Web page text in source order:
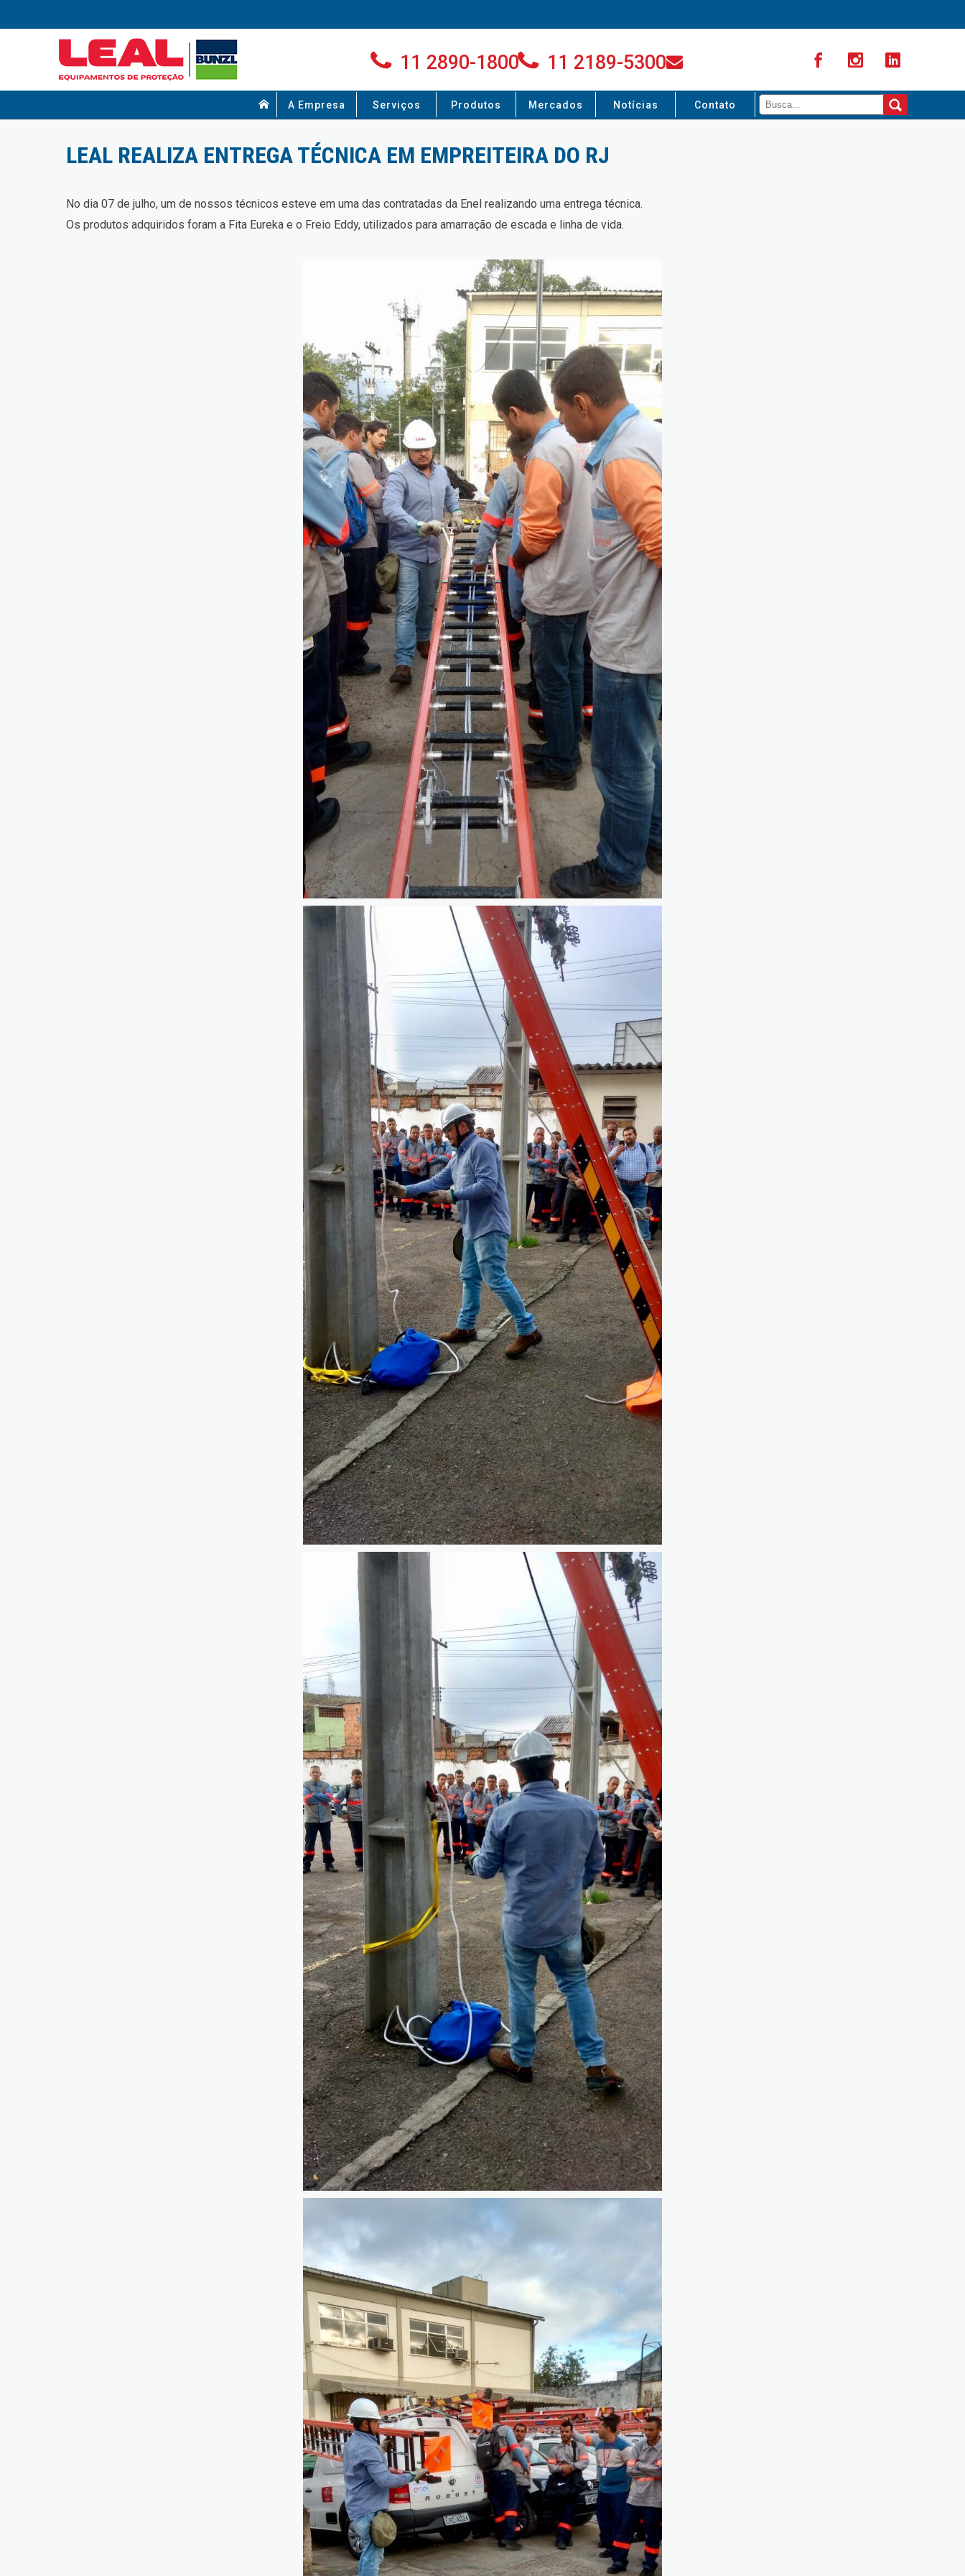
11 2890-1800 11 2189-5300
A Empresa Serviços Produtos Mercados Notícias Contato
LEAL REALIZA ENTREGA TÉCNICA EM EMPREITEIRA DO RJ
No dia 07 de julho, um de nossos técnicos esteve em uma das contratadas da Enel realizando uma entrega técnica.
Os produtos adquiridos foram a Fita Eureka e o Freio Eddy, utilizados para amarração de escada e linha de vida.